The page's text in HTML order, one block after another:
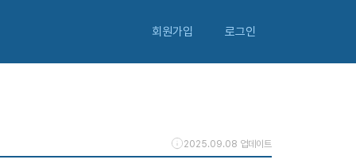
회원가입 로그인
2025.09.08 업데이트